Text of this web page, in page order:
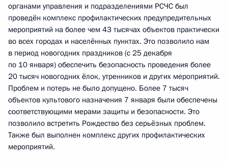
органами управления и подразделениями РСЧС был
проведён комплекс профилактических предупредительных
мероприятий на более чем 43 тысячах объектов практически
во всех городах и населённых пунктах. Это позволило нам
в период новогодних праздников (с 25 декабря
по 10 января) обеспечить безопасность проведения более
20 тысяч новогодних ёлок, утренников и других мероприятий.
Проблем и потерь не было допущено. Более 7 тысяч
объектов культового назначения 7 января были обеспечены
соответствующими мерами защиты и безопасности. Это
позволило встретить Рождество без серьёзных проблем.
Также был выполнен комплекс других профилактических
мероприятий.